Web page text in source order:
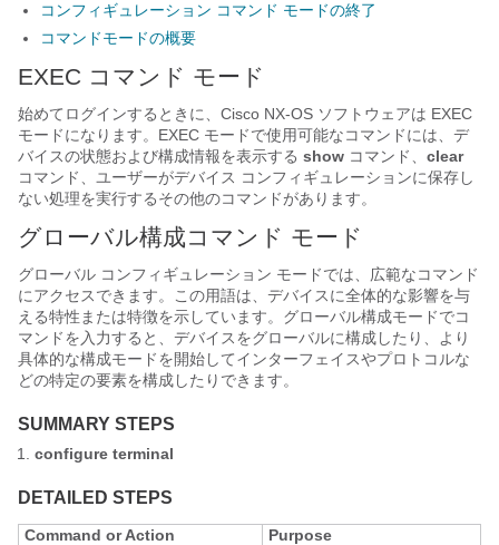
コンフィギュレーション コマンド モードの終了
コマンドモードの概要
EXEC コマンド モード
始めてログインするときに、 Cisco NX-OS ソフトウェアは EXEC
モードになります。EXEC モードで使用可能なコマンドには、デ
バイスの状態および構成情報を表示する show コマンド、 clear
コマンド、ユーザーがデバイス コンフィギュレーションに保存し
ない処理を実行するその他のコマンドがあります。
グローバル構成コマンド モード
グローバル コンフィギュレーション モードでは、広範なコマンド
にアクセスできます。この用語は、デバイスに全体的な影響を与
える特性または特徴を示しています。グローバル構成モードでコ
マンドを入力すると、デバイスをグローバルに構成したり、より
具体的な構成モードを開始してインターフェイスやプロトコルな
どの特定の要素を構成したりできます。
SUMMARY STEPS
configure terminal
DETAILED STEPS
Command or Action
Purpose